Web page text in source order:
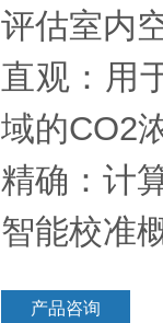
评估室内
直观：用
域的CO2
精确：计
智能校准
产品咨询